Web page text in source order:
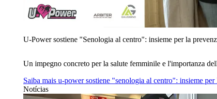
U‑Power sostiene "Senologia al centro": insieme per la
Un impegno concreto per la salute femminile e l'importanza
Saiba mais u‑power sostiene "senologia al centro": insieme
Notícias